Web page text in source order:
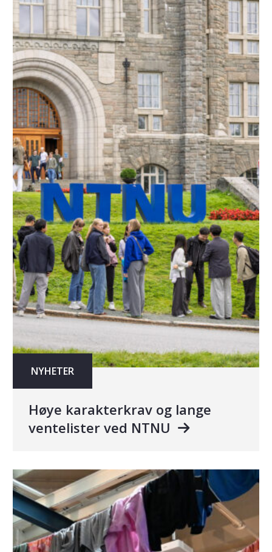
NYHETER
Høye karakterkrav og lange
ventelister ved NTNU